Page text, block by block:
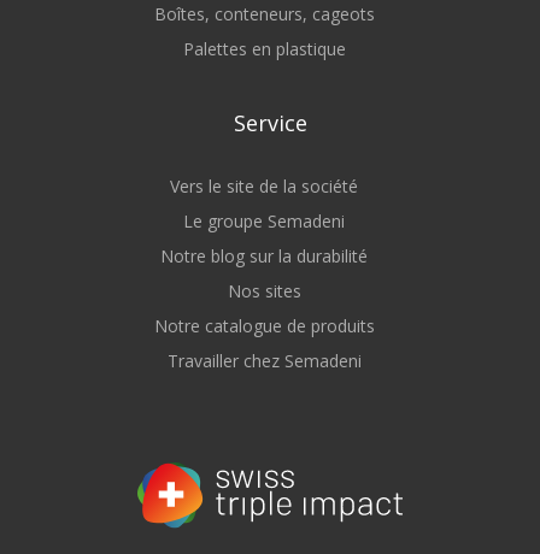
Boîtes, conteneurs, cageots
Palettes en plastique
Service
Vers le site de la société
Le groupe Semadeni
Notre blog sur la durabilité
Nos sites
Notre catalogue de produits
Travailler chez Semadeni